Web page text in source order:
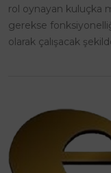
rol oynayan kuluçka
gerekse
olarak çalışacak